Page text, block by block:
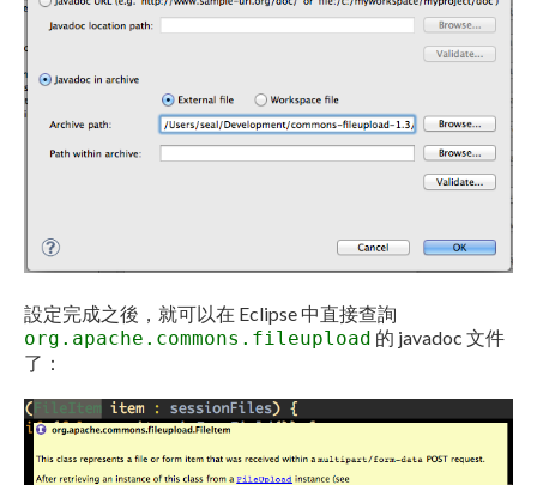
設定完成之後，就可以在 Eclipse 中直接查詢
org.apache.commons.fileupload 的 javadoc 文件
了：